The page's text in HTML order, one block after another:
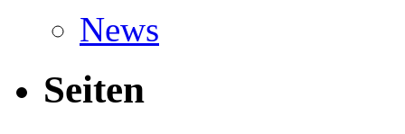
News
Seiten